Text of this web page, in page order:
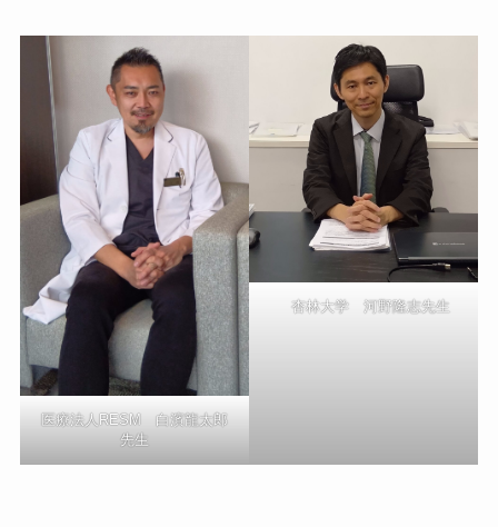
医療法人RESM 白濱龍太郎
先生
杏林大学 河野隆志先生